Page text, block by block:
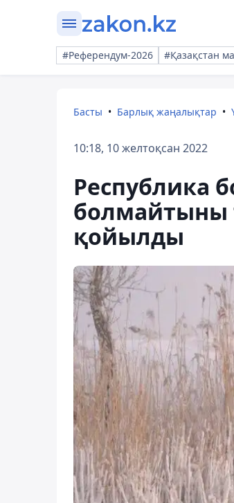
#Референдум-2026 #Қазақстан
Басты Барлық жаңалықтар
10:18, 10 желтоқсан 2022
Республика
болмайтыны
қойылды